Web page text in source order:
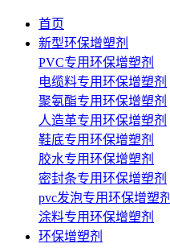
首页
新型环保增塑剂
PVC专用环保增塑剂
电缆料专用环保增塑剂
聚氨酯专用环保增塑剂
人造革专用环保增塑剂
鞋底专用环保增塑剂
胶水专用环保增塑剂
密封条专用环保增塑剂
pvc发泡专用环保增塑剂
涂料专用环保增塑剂
环保增塑剂